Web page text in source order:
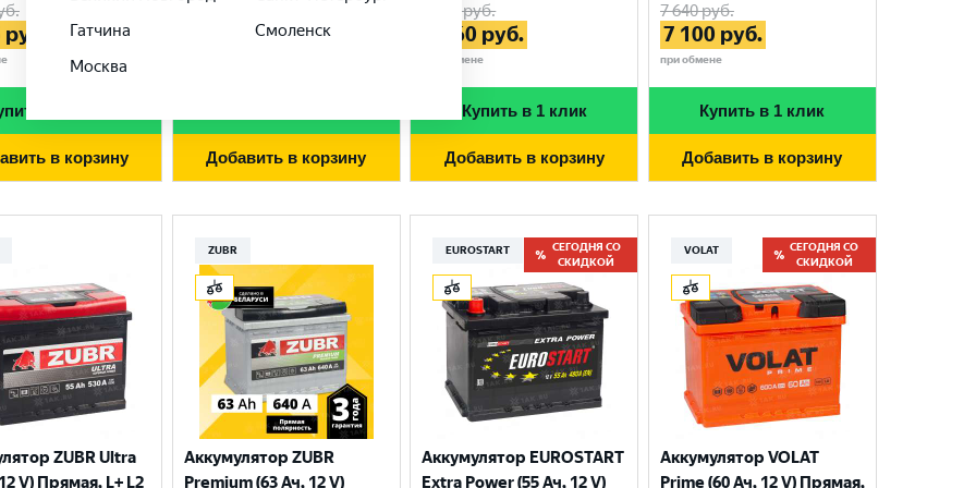
руб.
в 1 клик
в корзину
руб.
Добавить в корзину
руб.
5 860 руб.
при обмене
Купить в 1 клик
Добавить в корзину
7 640руб.
7 100 руб.
при обмене
Купить в 1 клик
Добавить в корзину
ZUBR Ultra
V) Прямая, L+ L2
ZUBR
Аккумулятор ZUBR
Premium (63 Ач, 12 V)
EUROSTART
СЕГОДНЯ СО
СКИДКОЙ
Аккумулятор EUROSTART
Extra Power (55 Ач, 12 V)
VOLAT
СЕГОДНЯ СО
СКИДКОЙ
Аккумулятор VOLAT
Prime (60 Ач, 12 V) Прямая,
Гатчина
Москва
Смоленск